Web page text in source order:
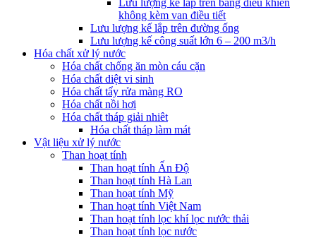
Lưu lượng kế lắp trên bảng điều khiển
không kèm van điều tiết
Lưu lượng kế lắp trên đường ống
Lưu lượng kế công suất lớn 6 – 200 m3/h
Hóa chất xử lý nước
Hóa chất chống ăn mòn cáu cặn
Hóa chất diệt vi sinh
Hóa chất tẩy rửa màng RO
Hóa chất nồi hơi
Hóa chất tháp giải nhiêt
Hóa chất tháp làm mát
Vật liệu xử lý nước
Than hoạt tính
Than hoạt tính Ấn Độ
Than hoạt tính Hà Lan
Than hoạt tính Mỹ
Than hoạt tính Việt Nam
Than hoạt tính lọc khí lọc nước thải
Than hoạt tính lọc nước